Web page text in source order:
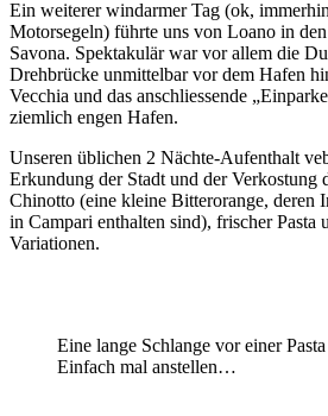
Ein weiterer windarmer Tag (ok,
Motorsegeln) führte uns von Loano in
Savona. Spektakulär war vor allem die
Drehbrücke unmittelbar vor dem Hafen
Vecchia und das anschliessende
ziemlich engen Hafen.
Unseren üblichen 2 Nächte-Aufenthalt
Erkundung der Stadt und der Verkostung
Chinotto (eine kleine Bitterorange, deren
in Campari enthalten sind), frischer Pasta
Variationen.
Eine lange Schlange vor einer
Einfach mal anstellen…